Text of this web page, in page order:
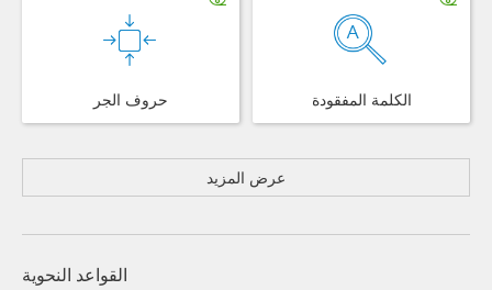
حروف الجر الكلمة المفقودة
عرض المزيد
القواعد النحوية